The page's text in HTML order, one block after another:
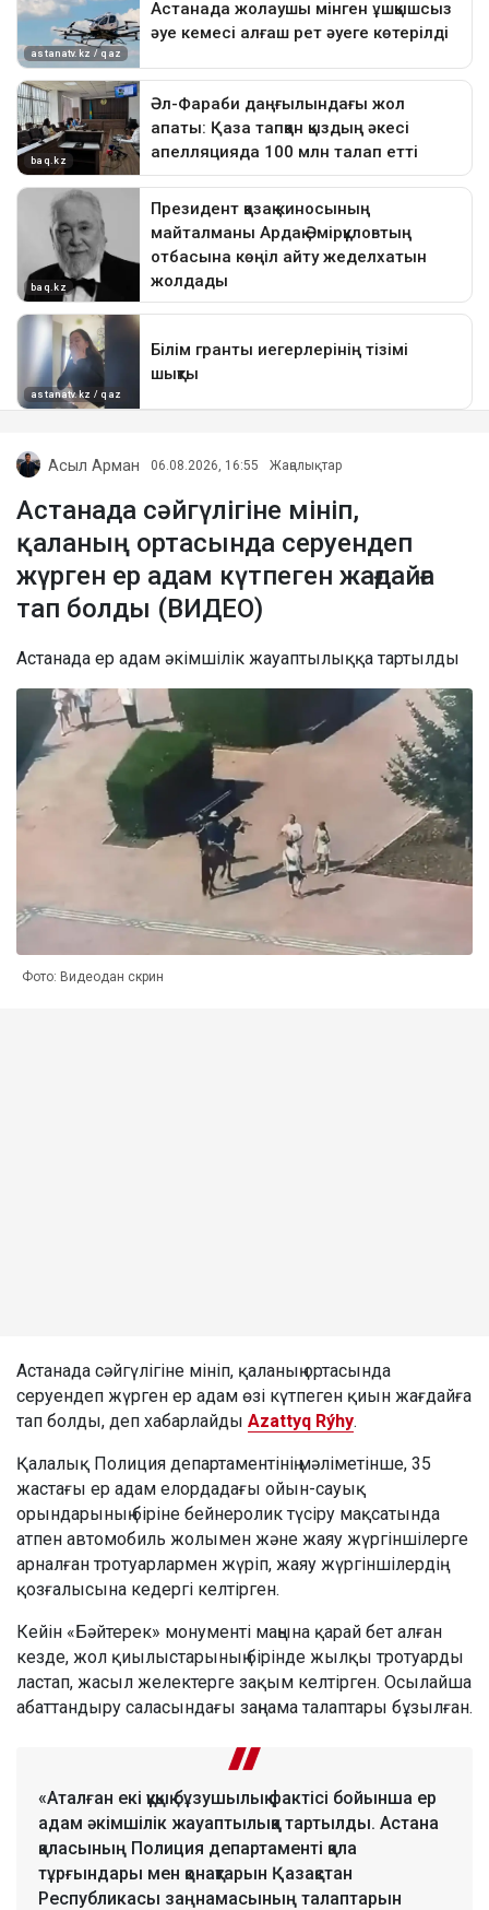
Асыл Арман 06.08.2026, 16:55 Жаңалықтар
Астанада сәйгүлігіне мініп,
қаланың ортасында серуендеп
жүрген ер адам күтпеген жағдайға
тап болды (ВИДЕО)
Астанада ер адам әкімшілік жауаптылыққа тартылды
Фото: Видеодан скрин
Астанада сәйгүлігіне мініп, қаланың ортасында
серуендеп жүрген ер адам өзі күтпеген қиын жағдайға
тап болды, деп хабарлайды Azattyq Rýhy.
Қалалық Полиция департаментінің мәліметінше, 35
жастағы ер адам елордадағы ойын-сауық
орындарының біріне бейнеролик түсіру мақсатында
атпен автомобиль жолымен және жаяу жүргіншілерге
арналған тротуарлармен жүріп, жаяу жүргіншілердің
қозғалысына кедергі келтірген.
Кейін «Бәйтерек» монументі маңына қарай бет алған
кезде, жол қиылыстарының бірінде жылқы тротуарды
ластап, жасыл желектерге зақым келтірген. Осылайша
абаттандыру саласындағы заңнама талаптары бұзылған.
«Аталған екі құқық бұзушылық фактісі бойынша ер
адам әкімшілік жауаптылыққа тартылды. Астана
қаласының Полиция департаменті қала
тұрғындары мен қонақтарын Қазақстан
Республикасы заңнамасының талаптарын